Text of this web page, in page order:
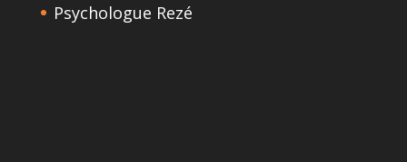
Psychologue Rezé